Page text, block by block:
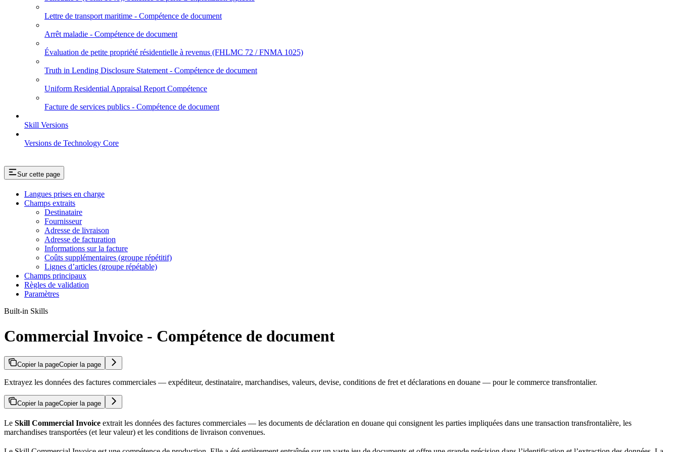
Lettre de transport maritime - Compétence de document
Arrêt maladie - Compétence de document
Évaluation de petite propriété résidentielle à revenus (FHLMC 72 / FNMA 1025)
Truth in Lending Disclosure Statement - Compétence de document
Uniform Residential Appraisal Report Compétence
Facture de services publics - Compétence de document
Skill Versions
Versions de Technology Core
Sur cette page
Langues prises en charge
Champs extraits
Destinataire
Fournisseur
Adresse de livraison
Adresse de facturation
Informations sur la facture
Coûts supplémentaires (groupe répétitif)
Lignes d’articles (groupe répétable)
Champs principaux
Règles de validation
Paramètres
Built-in Skills
Commercial Invoice - Compétence de document
Copier la pageCopier la page
Extrayez les données des factures commerciales — expéditeur, destinataire, marchandises, valeurs, devise, conditions de fret et déclarations en douane — pour le commerce transfrontalier.
Copier la pageCopier la page
Le Skill Commercial Invoice extrait les données des factures commerciales — les documents de déclaration en douane qui consignent les parties impliquées dans une transaction transfrontalière, les
marchandises transportées (et leur valeur) et les conditions de livraison convenues.